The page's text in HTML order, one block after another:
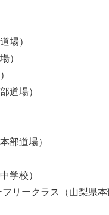
場）
）
道場）
道場）
学校）
リークラス（山梨県